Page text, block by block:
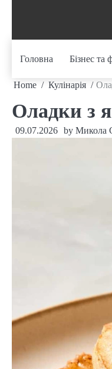
Головна Бізнес та
Home Кулінарія
Оладки з
09.07.2026 by Микола